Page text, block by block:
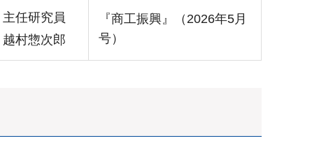
主任研究員
越村惣次郎
『商工振興』（2026年5月
号）